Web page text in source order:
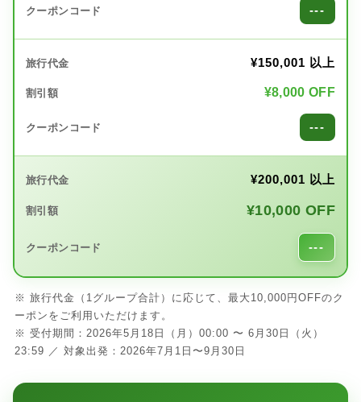
---
¥150,001 以上
¥8,000 OFF
---
¥200,001 以上
¥10,000 OFF
---
※ 旅行代金（1グループ合計）に応じて、最大10,000円OFFのク
ーポンをご利用いただけます。
※ 受付期間：2026年5月18日（月）00:00 〜 6月30日（火）
23:59 ／ 対象出発：2026年7月1日〜9月30日